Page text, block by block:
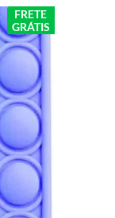
FRETE
GRÁTIS